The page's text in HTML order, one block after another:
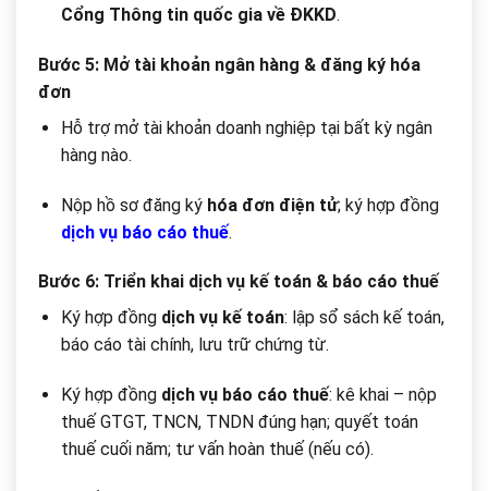
Cổng Thông tin quốc gia về ĐKKD.
Bước 5: Mở tài khoản ngân hàng & đăng ký hóa
đơn
Hỗ trợ mở tài khoản doanh nghiệp tại bất kỳ ngân
hàng nào.
Nộp hồ sơ đăng ký hóa đơn điện tử; ký hợp đồng
dịch vụ báo cáo thuế.
Bước 6: Triển khai dịch vụ kế toán & báo cáo thuế
Ký hợp đồng dịch vụ kế toán: lập sổ sách kế toán,
báo cáo tài chính, lưu trữ chứng từ.
Ký hợp đồng dịch vụ báo cáo thuế: kê khai – nộp
thuế GTGT, TNCN, TNDN đúng hạn; quyết toán
thuế cuối năm; tư vấn hoàn thuế (nếu có).